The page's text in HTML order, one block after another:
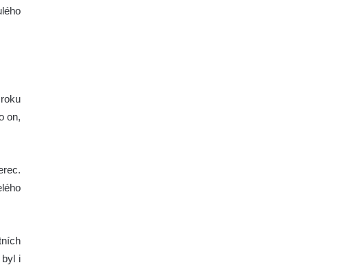
on,
byl i